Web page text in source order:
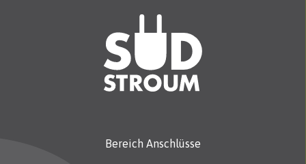
Bereich Anschlüsse